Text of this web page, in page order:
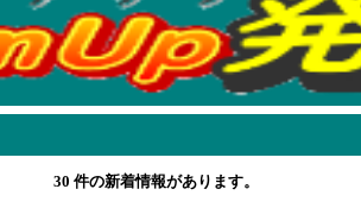
30 件の新着情報があります。